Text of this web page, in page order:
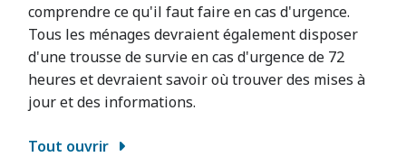
comprendre ce qu'il faut faire en cas d'urgence.
Tous les ménages devraient également disposer
d'une trousse de survie en cas d'urgence de 72
heures et devraient savoir où trouver des mises à
jour et des informations.
Tout ouvrir